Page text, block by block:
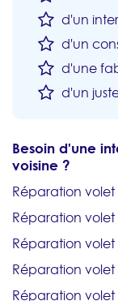
d'un
d'un
d'une
d'un
Besoin d'une
voisine ?
Réparation
Réparation volet
Réparation
Réparation
Réparation volet